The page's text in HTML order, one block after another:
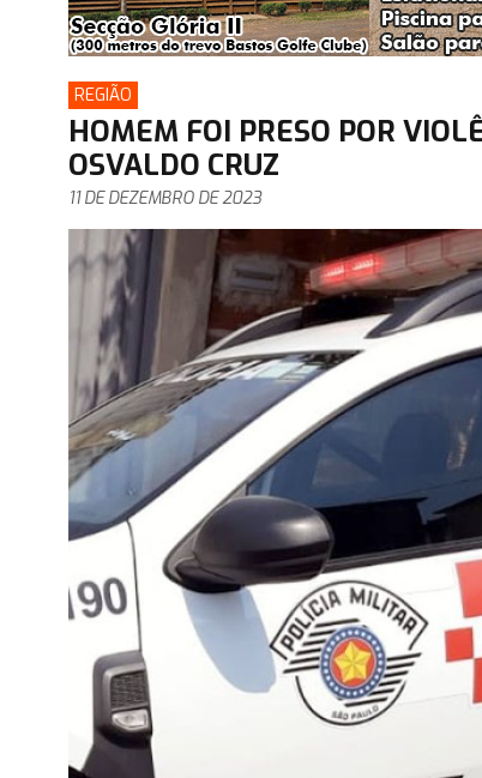
REGIÃO
HOMEM FOI PRESO POR
OSVALDO CRUZ
11 DE DEZEMBRO DE 2023